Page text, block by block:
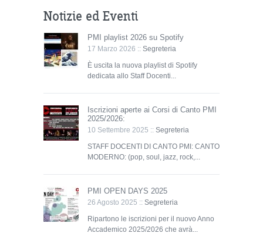
Notizie ed Eventi
PMI playlist 2026 su Spotify
17 Marzo 2026 :: Segreteria
È uscita la nuova playlist di Spotify
dedicata allo Staff Docenti...
Iscrizioni aperte ai Corsi di Canto PMI
2025/2026:
10 Settembre 2025 :: Segreteria
STAFF DOCENTI DI CANTO PMI: CANTO
MODERNO: (pop, soul, jazz, rock,...
PMI OPEN DAYS 2025
26 Agosto 2025 :: Segreteria
Ripartono le iscrizioni per il nuovo Anno
Accademico 2025/2026 che avrà...